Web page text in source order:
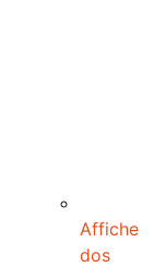
Affiche
dos